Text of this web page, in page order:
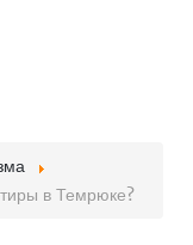
в Темрюке?